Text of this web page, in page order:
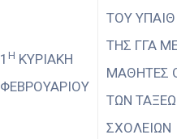
1 Η ΚΥΡΙΑΚΗ
ΦΕΒΡΟΥΑΡΙΟΥ
ΤΟΥ ΥΠΑΙΘ
ΤΗΣ ΓΓΑ
ΜΑΘΗΤΕΣ
ΤΩΝ
ΣΧΟΛΕΙΩΝ